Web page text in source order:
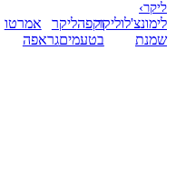
ליקר›
לימונצ'לוליקר
שמנת
וקפהליקר
בטעמיםגראפה
אמרטו